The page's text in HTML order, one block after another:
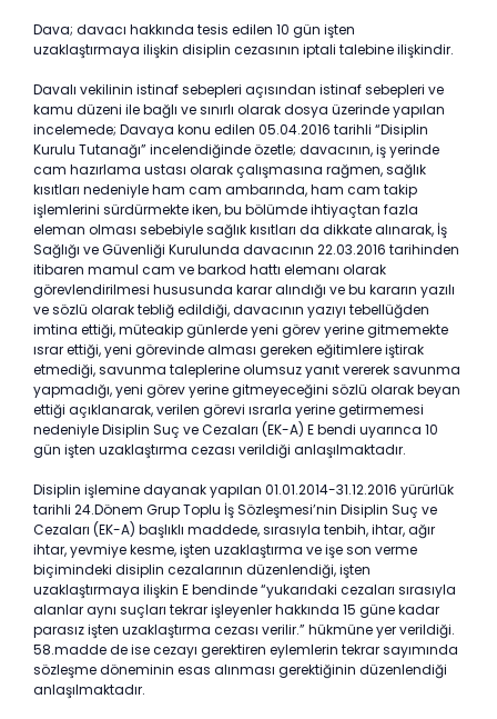
Dava; davacı hakkında tesis edilen 10 gün işten
uzaklaştırmaya ilişkin disiplin cezasının iptali talebine ilişkindir.
Davalı vekilinin istinaf sebepleri açısından istinaf sebepleri ve
kamu düzeni ile bağlı ve sınırlı olarak dosya üzerinde yapılan
incelemede; Davaya konu edilen 05.04.2016 tarihli “Disiplin
Kurulu Tutanağı” incelendiğinde özetle; davacının, iş yerinde
cam hazırlama ustası olarak çalışmasına rağmen, sağlık
kısıtları nedeniyle ham cam ambarında, ham cam takip
işlemlerini sürdürmekte iken, bu bölümde ihtiyaçtan fazla
eleman olması sebebiyle sağlık kısıtları da dikkate alınarak, İş
Sağlığı ve Güvenliği Kurulunda davacının 22.03.2016 tarihinden
itibaren mamul cam ve barkod hattı elemanı olarak
görevlendirilmesi hususunda karar alındığı ve bu kararın yazılı
ve sözlü olarak tebliğ edildiği, davacının yazıyı tebellüğden
imtina ettiği, müteakip günlerde yeni görev yerine gitmemekte
ısrar ettiği, yeni görevinde alması gereken eğitimlere iştirak
etmediği, savunma taleplerine olumsuz yanıt vererek savunma
yapmadığı, yeni görev yerine gitmeyeceğini sözlü olarak beyan
ettiği açıklanarak, verilen görevi ısrarla yerine getirmemesi
nedeniyle Disiplin Suç ve Cezaları (EK-A) E bendi uyarınca 10
gün işten uzaklaştırma cezası verildiği anlaşılmaktadır.
Disiplin işlemine dayanak yapılan 01.01.2014-31.12.2016 yürürlük
tarihli 24.Dönem Grup Toplu İş Sözleşmesi’nin Disiplin Suç ve
Cezaları (EK-A) başlıklı maddede, sırasıyla tenbih, ihtar, ağır
ihtar, yevmiye kesme, işten uzaklaştırma ve işe son verme
biçimindeki disiplin cezalarının düzenlendiği, işten
uzaklaştırmaya ilişkin E bendinde “yukarıdaki cezaları sırasıyla
alanlar aynı suçları tekrar işleyenler hakkında 15 güne kadar
parasız işten uzaklaştırma cezası verilir.” hükmüne yer verildiği.
58.madde de ise cezayı gerektiren eylemlerin tekrar sayımında
sözleşme döneminin esas alınması gerektiğinin düzenlendiği
anlaşılmaktadır.